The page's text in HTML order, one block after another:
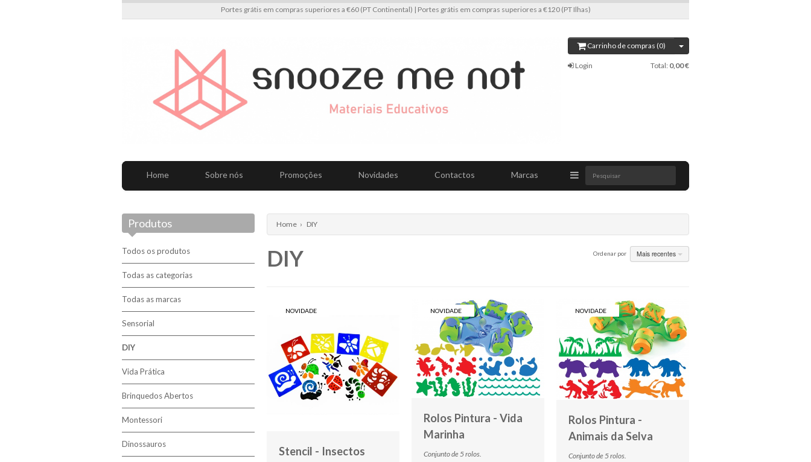
Portes grátis em compras superiores a €60 (PT Continental) | Portes grátis em compras superiores a €120 (PT Ilhas)
Carrinho de compras (0)
Login Total: 0,00 €
Home Sobre nós Promoções Novidades Contactos Marcas
Produtos
Todos os produtos
Todas as categorias
Todas as marcas
Sensorial
DIY
Vida Prática
Brinquedos Abertos
Montessori
Dinossauros
Home › DIY
DIY Ordenar por Mais recentes
NOVIDADE
Stencil - Insectos
NOVIDADE
Rolos Pintura - Vida
Marinha
Conjunto de 5 rolos.
NOVIDADE
Rolos Pintura -
Animais da Selva
Conjunto de 5 rolos.